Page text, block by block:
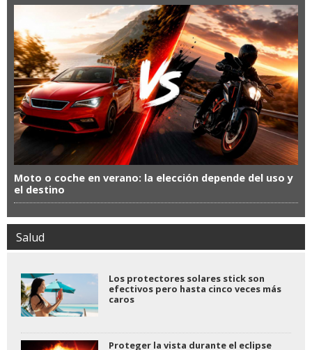
Moto o coche en verano: la elección depende del uso y
el destino
Salud
Los protectores solares stick son
efectivos pero hasta cinco veces más
caros
Proteger la vista durante el eclipse